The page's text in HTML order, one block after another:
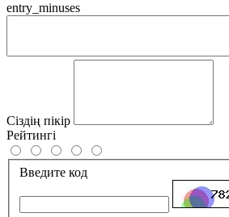
entry_minuses
Сіздің пікір
Рейтингі
Введите код